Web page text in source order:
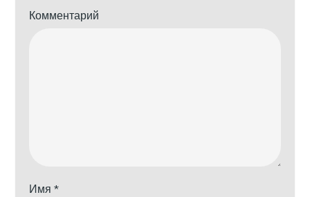
Комментарий
Имя*